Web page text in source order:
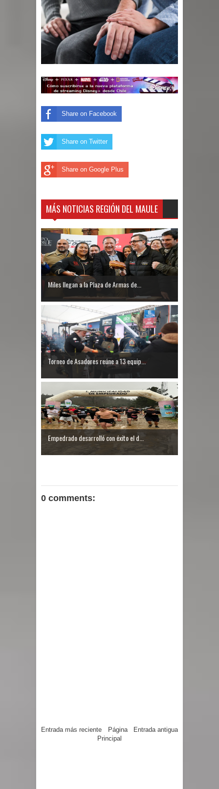
Share on Facebook
Share on Twitter
Share on Google Plus
MÁS NOTICIAS REGIÓN DEL MAULE
Miles llegan a la Plaza de Armas de...
Torneo de Asadores reúne a 13 equip...
Empedrado desarrolló con éxito el d...
0 comments:
Entrada más reciente Entrada antigua
Página
Principal